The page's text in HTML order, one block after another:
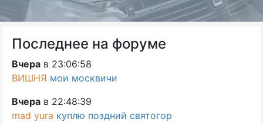
Последнее на форуме
Вчера в 23:06:58
ВИШНЯ мои москвичи
Вчера в 22:48:39
mad yura куплю поздний святогор